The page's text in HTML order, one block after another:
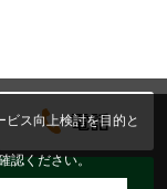
電話
ス向上検討を目的と
認ください。